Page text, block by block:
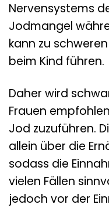
Nervensystems
Jodmangel
kann zu
beim Kind führen.
Daher wird
Frauen
Jod zuzuführen.
allein über die
sodass die
vielen Fällen
jedoch vor der